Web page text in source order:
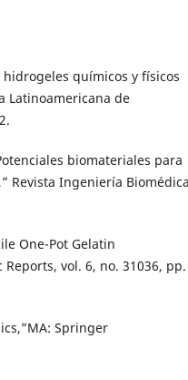
químicos y físicos
Latinoamericana de
biomateriales para
Revista Ingeniería
One-Pot Gelatin
vol. 6, no. 31036, pp.
Springer